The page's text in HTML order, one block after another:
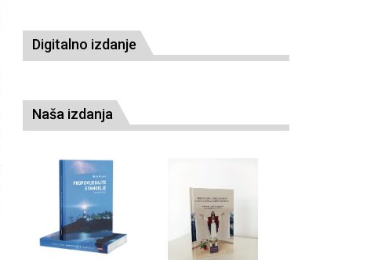
Digitalno izdanje
Naša izdanja